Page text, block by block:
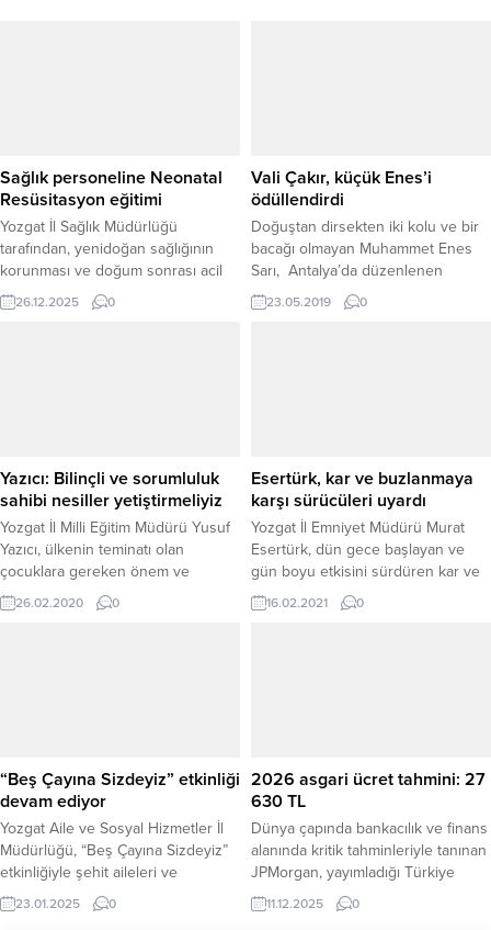
Sağlık personeline Neonatal
Resüsitasyon eğitimi
Yozgat İl Sağlık Müdürlüğü
tarafından, yenidoğan sağlığının
korunması ve doğum sonrası acil
durumlarda doğru ve zamanında
müdahalenin sağlanması amacıyla
uzman eğitmenler tarafından
verilen eğitimlerde, yenidoğan
canlandırmasına ilişkin...
26.12.2025 0
Vali Çakır, küçük Enes’i
ödüllendirdi
Doğuştan dirsekten iki kolu ve bir
bacağı olmayan Muhammet Enes
Sarı, Antalya’da düzenlenen
turnuvada Türkiye Şampiyonu oldu.
Şampiyon küçük Muhammed Enes’i
23.05.2019 0
Yazıcı: Bilinçli ve sorumluluk
sahibi nesiller yetiştirmeliyiz
Yozgat İl Milli Eğitim Müdürü Yusuf
Yazıcı, ülkenin teminatı olan
çocuklara gereken önem ve
değerin verilmesi gerektiğini
belirterek, “Bilinçli ve sorumluluk
26.02.2020 0
Esertürk, kar ve buzlanmaya
karşı sürücüleri uyardı
Yozgat İl Emniyet Müdürü Murat
Esertürk, dün gece başlayan ve
gün boyu etkisini sürdüren kar ve
tipi nedeniyle yollarda oluşabilecek
buzlanmaya karşı sürücüleri daha
16.02.2021 0
“Beş Çayına Sizdeyiz” etkinliği
devam ediyor
Yozgat Aile ve Sosyal Hizmetler İl
Müdürlüğü, “Beş Çayına Sizdeyiz”
etkinliğiyle şehit aileleri ve
gazilerine moral vermeye devam
ediyor. Aile yılı kapsamında büyük
23.01.2025 0
2026 asgari ücret tahmini: 27
630 TL
Dünya çapında bankacılık ve finans
alanında kritik tahminleriyle tanınan
JPMorgan, yayımladığı Türkiye
Tüketici Şirketleri 2026 Görünümü
raporunda 2026 yılı asgari ücret
11.12.2025 0